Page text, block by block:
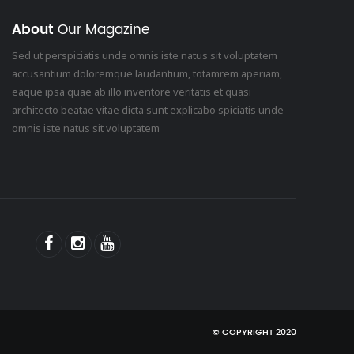
About Our Magazine
Sed ut perspiciatis unde omnis iste natus sit voluptatem
accusantium doloremque laudantium, totamrem aperiam,
eaque ipsa quae ab illo inventore veritatis et quasi
architecto beatae vitae dicta sunt explicabo spiciatis unde
omnis iste natus sit voluptatem
© COPYRIGHT 2020